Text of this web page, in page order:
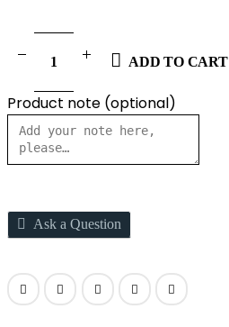
ADD TO CART
Product note (optional)
Ask a Question